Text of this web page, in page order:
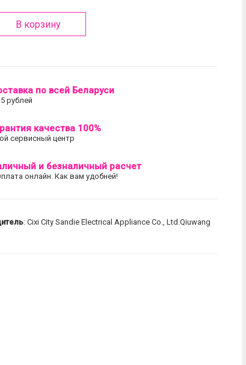
В корзину
по всей Беларуси
рублей
качества 100%
сервисный центр
и безналичный расчет
онлайн. Как вам удобней!
: Cixi City Sandie Electrical Appliance Co., Ltd.Qiuwang